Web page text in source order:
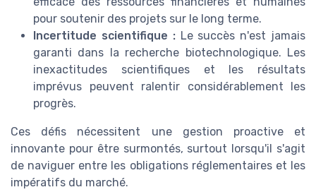
pour soutenir des projets sur le long terme.
Incertitude scientifique :Le succès n'est jamais
garanti dans la recherche biotechnologique. Les
inexactitudes scientifiques et les résultats
imprévus peuvent ralentir considérablement les
progrès.
Ces défis nécessitent une gestion proactive et
innovante pour être surmontés, surtout lorsqu'il s'agit
de naviguer entre les obligations réglementaires et les
impératifs du marché.